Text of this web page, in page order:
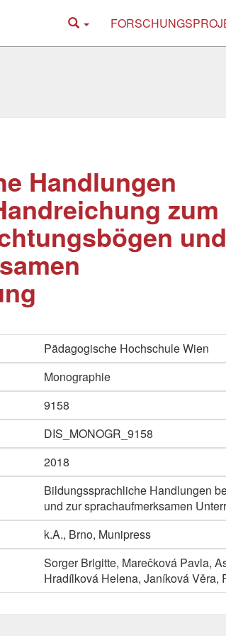
Handlungen
zum
und
Pädagogische Hochschule Wien
Monographie
9158
DIS_MONOGR_9158
2018
Bildungssprachliche Handlungen
und zur sprachaufmerksamen
k.A., Brno, Munipress
Sorger Brigitte, Marečková Pavla,
Hradílková Helena, Janíková Věra,